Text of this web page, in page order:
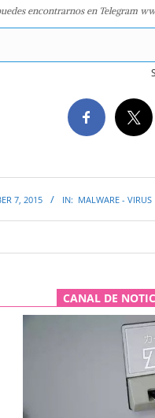
encontrarnos en Telegram
7, 2015 IN: MALWARE - VIRUS
CANAL DE